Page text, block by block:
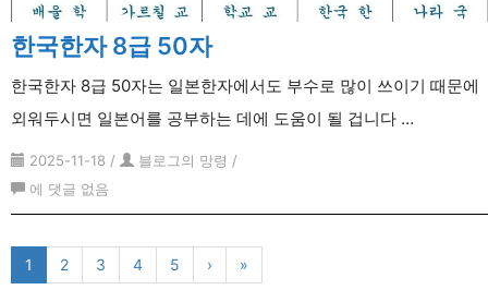
한국한자 8급 50자
한국한자 8급 50자는 일본한자에서도 부수로 많이 쓰이기 때문에
외워두시면 일본어를 공부하는 데에 도움이 될 겁니다 …
2025-11-18 / 블로그의 망령 /
한
국
한
자
에 댓글 없음
1 2 3 4 5 › »